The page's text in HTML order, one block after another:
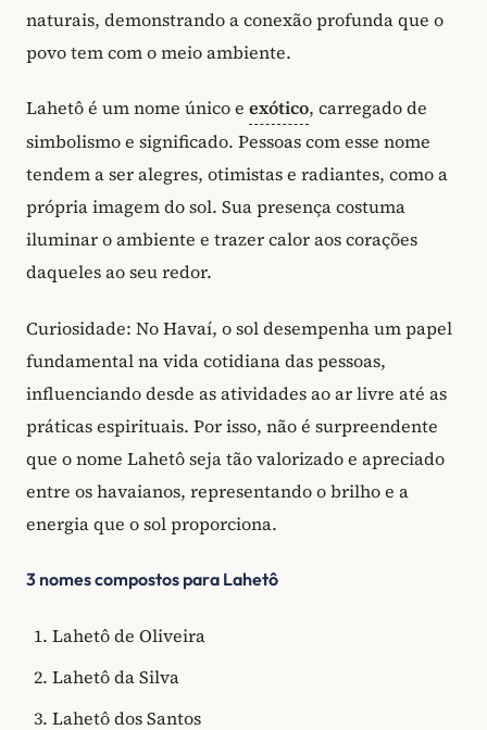
naturais, demonstrando a conexão profunda que o
povo tem com o meio ambiente.
Lahetô é um nome único e exótico, carregado de
simbolismo e significado. Pessoas com esse nome
tendem a ser alegres, otimistas e radiantes, como a
própria imagem do sol. Sua presença costuma
iluminar o ambiente e trazer calor aos corações
daqueles ao seu redor.
Curiosidade: No Havaí, o sol desempenha um papel
fundamental na vida cotidiana das pessoas,
influenciando desde as atividades ao ar livre até as
práticas espirituais. Por isso, não é surpreendente
que o nome Lahetô seja tão valorizado e apreciado
entre os havaianos, representando o brilho e a
energia que o sol proporciona.
3 nomes compostos para Lahetô
Lahetô de Oliveira
Lahetô da Silva
Lahetô dos Santos